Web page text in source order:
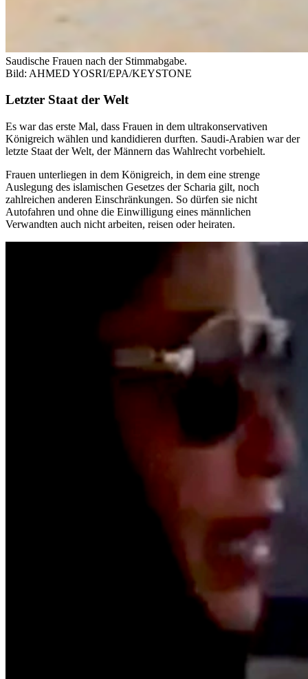
Saudische Frauen nach der Stimmabgabe.
Bild: AHMED YOSRI/EPA/KEYSTONE
Letzter Staat der Welt
Es war das erste Mal, dass Frauen in dem ultrakonservativen
Königreich wählen und kandidieren durften. Saudi-Arabien war der
letzte Staat der Welt, der Männern das Wahlrecht vorbehielt.
Frauen unterliegen in dem Königreich, in dem eine strenge
Auslegung des islamischen Gesetzes der Scharia gilt, noch
zahlreichen anderen Einschränkungen. So dürfen sie nicht
Autofahren und ohne die Einwilligung eines männlichen
Verwandten auch nicht arbeiten, reisen oder heiraten.